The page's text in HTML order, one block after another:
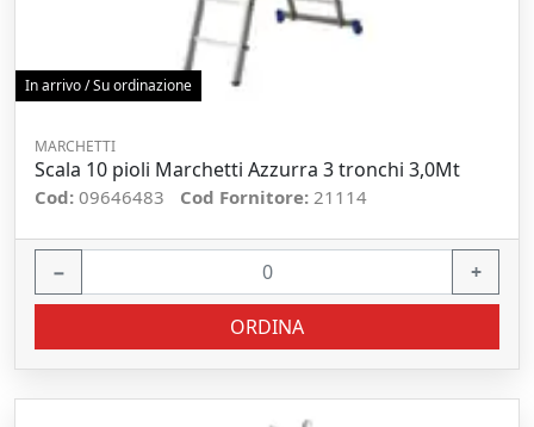
In arrivo / Su ordinazione
MARCHETTI
Scala 10 pioli Marchetti Azzurra 3 tronchi 3,0Mt
Cod: 09646483 Cod Fornitore: 21114
− +
ORDINA